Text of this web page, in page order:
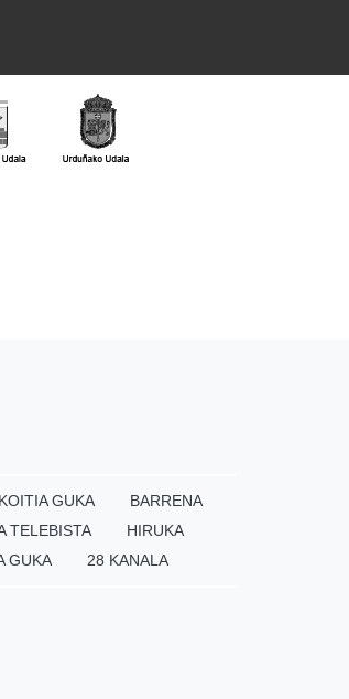
GUKA
BARRENA
TELEBISTA
HIRUKA
GUKA 28 KANALA